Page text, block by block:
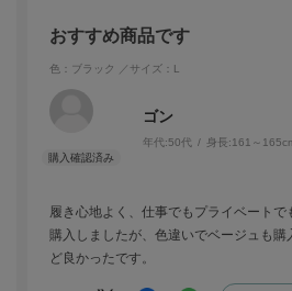
おすすめ商品です
色：ブラック ／サイズ：L
ゴン
年代:50代 身長:161～
履き心地よく、仕事でもプライベートで
購入しましたが、色違いでベージュも購
ど良かったです。